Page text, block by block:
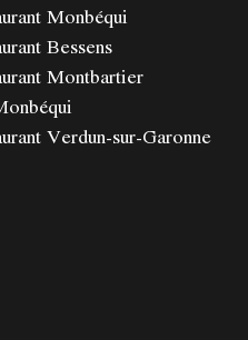
Monbéqui
Bessens
Montbartier
Verdun-sur-Garonne